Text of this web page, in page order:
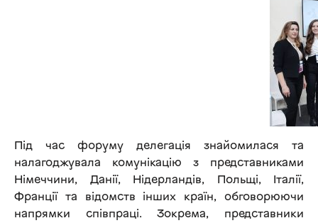
Під час форуму делегація знайомилася та
налагоджувала комунікацію з представниками
Німеччини, Данії, Нідерландів, Польщі, Італії,
Франції та відомств інших країн, обговорюючи
напрямки співпраці. Зокрема, представники